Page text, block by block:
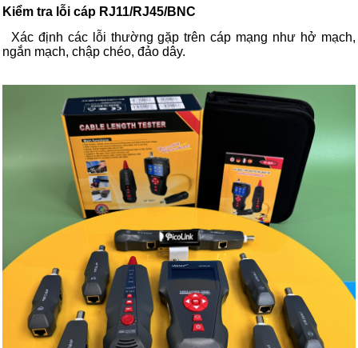
Kiểm tra lỗi cáp RJ11/RJ45/BNC
Xác định các lỗi thường gặp trên cáp mạng như hở mạch,
ngắn mạch, chập chéo, đảo dây.